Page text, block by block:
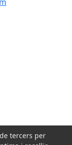
tercers per